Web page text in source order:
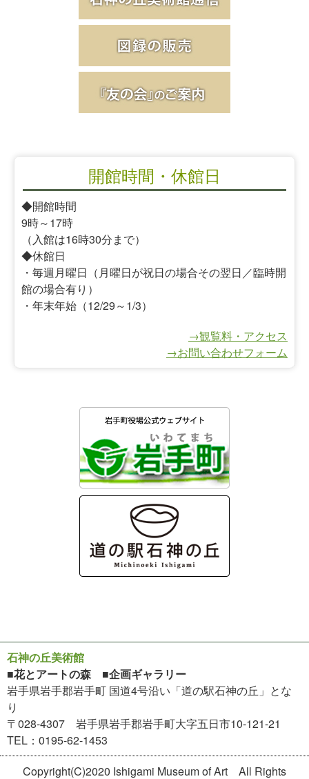
開館時間・休館日
◆開館時間
9時～17時
（入館は16時30分まで）
◆休館日
・毎週月曜日（月曜日が祝日の場合その翌日／臨時開
館の場合有り）
・年末年始（12/29～1/3）
→観覧料・アクセス
→お問い合わせフォーム
石神の丘美術館
■花とアートの森 ■企画ギャラリー
岩手県岩手郡岩手町 国道4号沿い「道の駅石神の丘」とな
り
〒028-4307 岩手県岩手郡岩手町大字五日市10-121-21
TEL：0195-62-1453
Copyright(C)2020 Ishigami Museum of Art All Rights